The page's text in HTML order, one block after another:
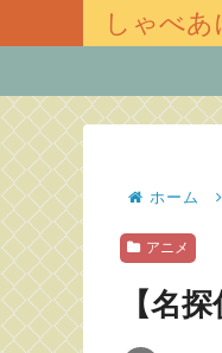
しゃべあ
ホーム
アニメ
【名